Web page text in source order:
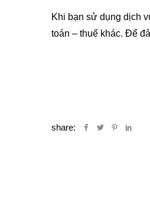
Khi bạn sử dụng dịch
toán – thuế khác. Để
share: